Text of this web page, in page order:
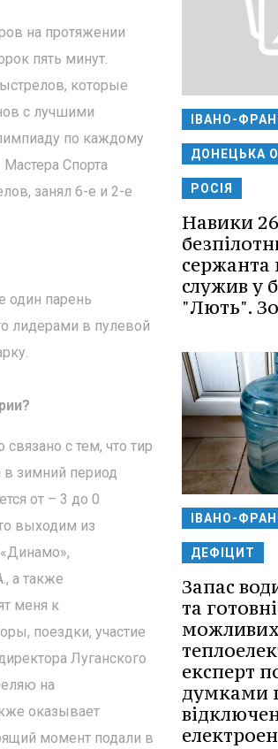
на протяжении
пять минут.
которые
с лучшими
по каждому
Спорта
занял 6-е и 2-е
один парень
лидерами в пулевой
с тем, что тир
в зимний период
от – 3 до 0
выходим из
а также
меня к
поездки, участие
Луганского
на
оказывает
момент подали в
ІВАНО-
ДОНЕЦЬКА
РОСІЯ
Навики
сержанта
служив у
"Лють".
ІВАНО-
ДЕФІЦИТ
Запас
та
експерт
думками